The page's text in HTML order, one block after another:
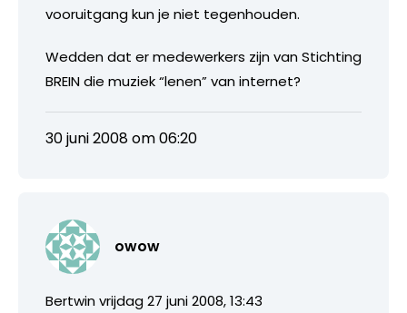
vooruitgang kun je niet tegenhouden.
Wedden dat er medewerkers zijn van Stichting
BREIN die muziek “lenen” van internet?
30 juni 2008 om 06:20
owow
Bertwin vrijdag 27 juni 2008, 13:43